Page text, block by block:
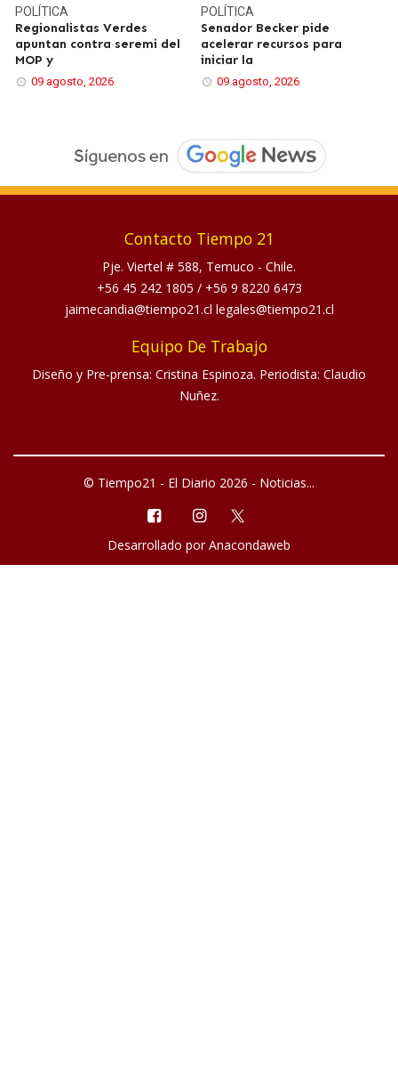
POLÍTICA
Regionalistas Verdes
apuntan contra seremi del
MOP y
09 agosto, 2026
POLÍTICA
Senador Becker pide
acelerar recursos para
iniciar la
09 agosto, 2026
Contacto Tiempo 21
Pje. Viertel # 588, Temuco - Chile.
+56 45 242 1805 / +56 9 8220 6473
jaimecandia@tiempo21.cl legales@tiempo21.cl
Equipo De Trabajo
Diseño y Pre-prensa: Cristina Espinoza. Periodista: Claudio
Nuñez.
© Tiempo21 - El Diario 2026 - Noticias...
Desarrollado por Anacondaweb